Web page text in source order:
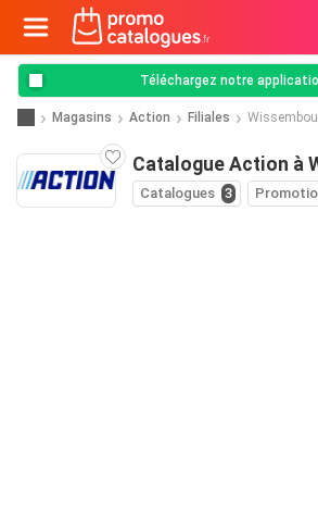
Téléchargez notre
Magasins Action Filiales
Catalogue Action à
Catalogues 3